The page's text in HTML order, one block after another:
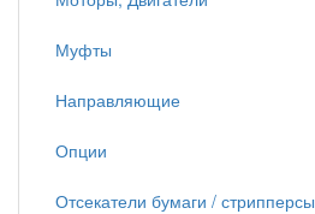
Муфты
Направляющие
Опции
Отсекатели бумаги / стрипперсы